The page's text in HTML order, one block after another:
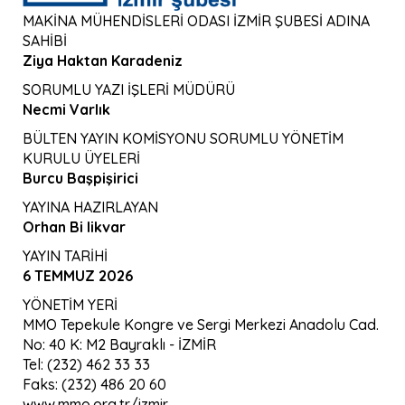
MAKİNA MÜHENDİSLERİ ODASI İZMİR ŞUBESİ ADINA
SAHİBİ
Ziya Haktan Karadeniz
SORUMLU YAZI İŞLERİ MÜDÜRÜ
Necmi Varlık
BÜLTEN YAYIN KOMİSYONU SORUMLU YÖNETİM
KURULU ÜYELERİ
Burcu Başpişirici
YAYINA HAZIRLAYAN
Orhan Bi likvar
YAYIN TARİHİ
6 TEMMUZ 2026
YÖNETİM YERİ
MMO Tepekule Kongre ve Sergi Merkezi Anadolu Cad.
No: 40 K: M2 Bayraklı - İZMİR
Tel: (232) 462 33 33
Faks: (232) 486 20 60